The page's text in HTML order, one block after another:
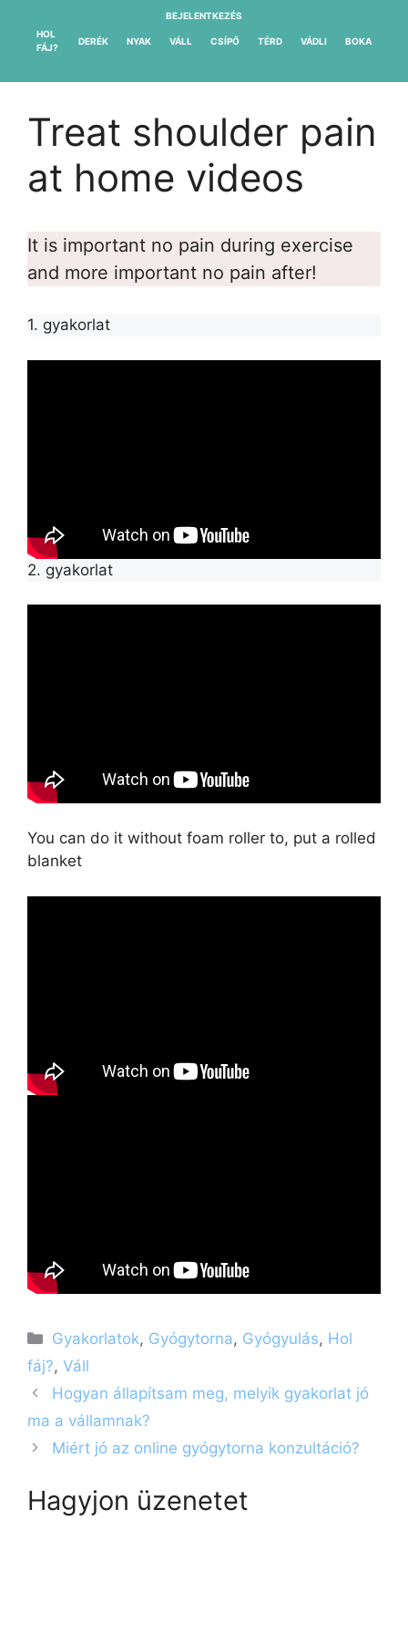
tartalomba
BEJELENTKEZÉS
HOL
FÁJ?
DERÉK NYAK VÁLL CSÍPŐ TÉRD VÁDLI BOKA
Treat shoulder pain
at home videos
It is important no pain during exercise
and more important no pain after!
1. gyakorlat
2. gyakorlat
You can do it without foam roller to, put a rolled
blanket
Kategória
Gyakorlatok, Gyógytorna, Gyógyulás, Hol
fáj?, Váll
Hogyan állapítsam meg, melyik gyakorlat jó
ma a vállamnak?
Miért jó az online gyógytorna konzultáció?
Hagyjon üzenetet